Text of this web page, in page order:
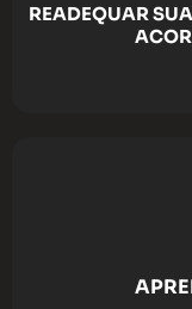
READEQUAR